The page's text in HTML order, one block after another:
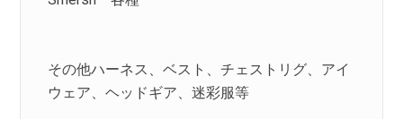
その他ハーネス、ベスト、チェストリグ、アイ
ウェア、ヘッドギア、迷彩服等